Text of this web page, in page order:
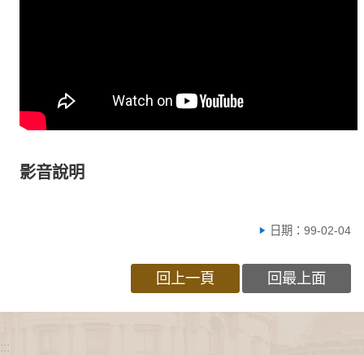
影音說明
日期：99-02-04
回上一頁 回最上面
:::